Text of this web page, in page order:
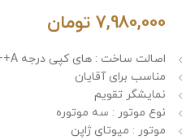
7,980,000 تومان
اصالت ساخت : های کپی درجه A+++
مناسب برای آقایان
نمایشگر تقویم
نوع موتور : سه موتوره
موتور : میوتای ژاپن